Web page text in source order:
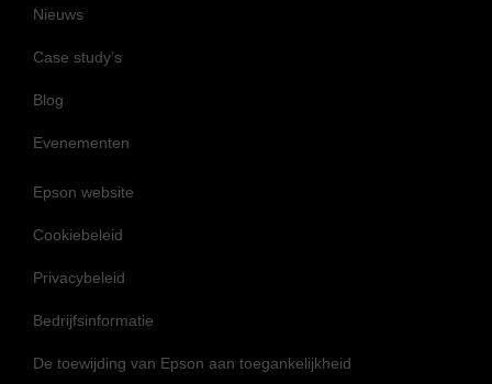
Nieuws
Case study’s
Blog
Evenementen
Epson website
Cookiebeleid
Privacybeleid
Bedrijfsinformatie
De toewijding van Epson aan toegankelijkheid